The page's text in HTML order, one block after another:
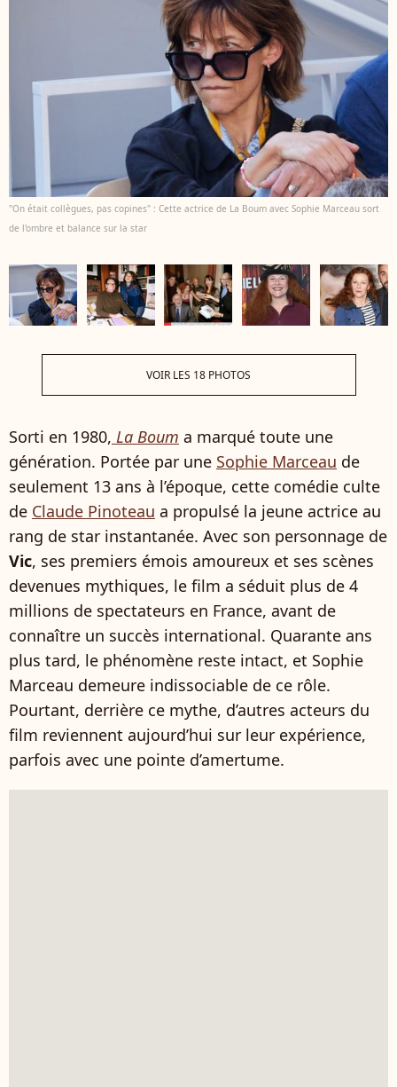
"On était collègues, pas copines" : Cette actrice de La Boum avec Sophie Marceau sort
de l'ombre et balance sur la star
VOIR LES 18 PHOTOS
Sorti en 1980, La Boum a marqué toute une
génération. Portée par une Sophie Marceau de
seulement 13 ans à l’époque, cette comédie culte
de Claude Pinoteau a propulsé la jeune actrice au
rang de star instantanée. Avec son personnage de
Vic, ses premiers émois amoureux et ses scènes
devenues mythiques, le film a séduit plus de 4
millions de spectateurs en France, avant de
connaître un succès international. Quarante ans
plus tard, le phénomène reste intact, et Sophie
Marceau demeure indissociable de ce rôle.
Pourtant, derrière ce mythe, d’autres acteurs du
film reviennent aujourd’hui sur leur expérience,
parfois avec une pointe d’amertume.